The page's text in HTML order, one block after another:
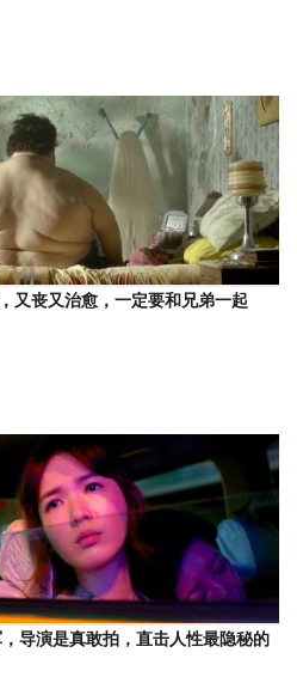
又丧又治愈，一定要和兄弟一起
导演是真敢拍，直击人性最隐秘的